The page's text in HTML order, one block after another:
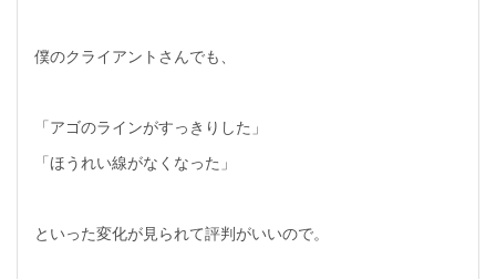
僕のクライアントさんでも、
「アゴのラインがすっきりした」
「ほうれい線がなくなった」
といった変化が見られて評判がいいので。